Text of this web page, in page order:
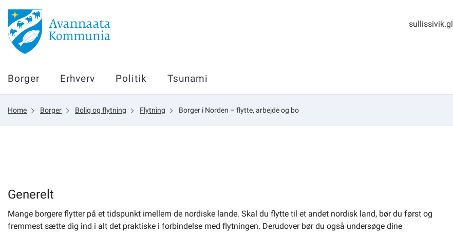
Borger
Erhverv
Politik
sullissivik.gl
Planportal
sullissivik.gl
Borger Erhverv Politik Tsunami
Home Borger Bolig og flytning Flytning Borger i Norden – flytte, arbejde og bo
Generelt
Mange borgere flytter på et tidspunkt imellem de nordiske lande. Skal du flytte til et andet nordisk land, bør du først og
fremmest sætte dig ind i alt det praktiske i forbindelse med flytningen. Derudover bør du også undersøge dine